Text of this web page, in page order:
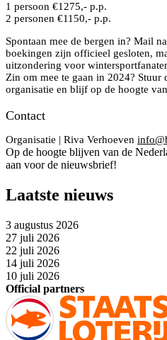
1 persoon €1275,- p.p.
2 personen €1150,- p.p.
Spontaan mee de bergen in? Mail
boekingen zijn officieel gesloten,
uitzondering voor
Zin om mee te gaan in 2024? Stuur
organisatie en blijf op de hoogte
Contact
Organisatie | Riva Verhoeven
Op de hoogte blijven van de
aan voor de nieuwsbrief!
Laatste nieuws
3 augustus 2026
27 juli 2026
22 juli 2026
14 juli 2026
10 juli 2026
Official partners